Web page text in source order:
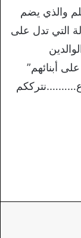
والذي يضم
التي تدل على
أبنائهم”